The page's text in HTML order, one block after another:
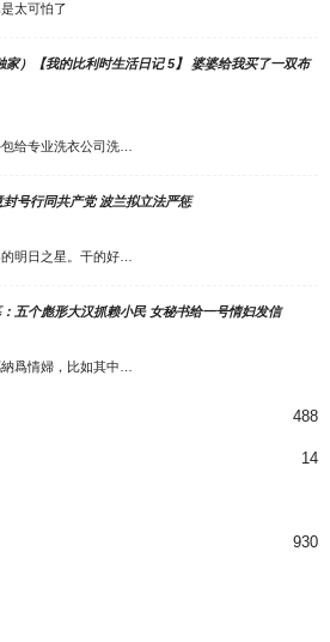
太可怕了
家）【我的比利时生活日记 5】 婆婆给我买了一双布
给专业洗衣公司洗…
封号行同共产党 波兰拟立法严惩
明日之星。干的好…
五个彪形大汉抓赖小民 女秘书给一号情妇发信
爲情婦，比如其中…
488
14
930